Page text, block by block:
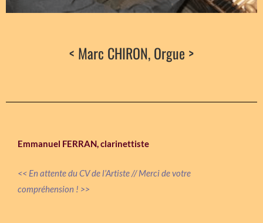
< Marc CHIRON, Orgue >
Emmanuel FERRAN, clarinettiste
<< En attente du CV de l’Artiste // Merci de votre
compréhension ! >>